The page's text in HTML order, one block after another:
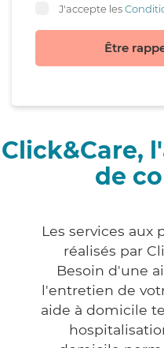
J'accepte les
Être
Click&Care,
de
Les services aux
réalisés par
Besoin d'une
l'entretien de
aide à domicile